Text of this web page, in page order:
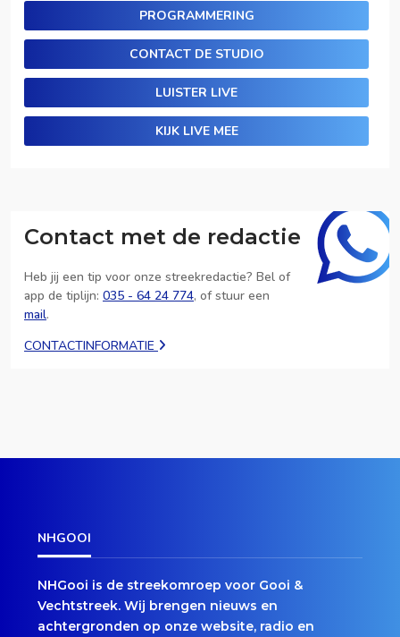
PROGRAMMERING
CONTACT DE STUDIO
LUISTER LIVE
KIJK LIVE MEE
Contact met de redactie
Heb jij een tip voor onze streekredactie? Bel of
app de tiplijn: 035 - 64 24 774, of stuur een
mail.
CONTACTINFORMATIE
NHGOOI
NHGooi is de streekomroep voor Gooi &
Vechtstreek. Wij brengen nieuws en
achtergronden op onze website, radio en